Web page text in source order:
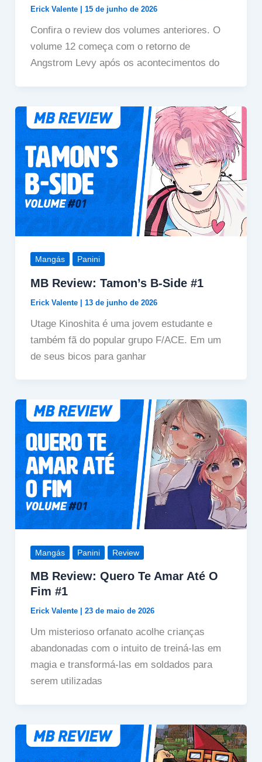
Erick Valente 15 de junho de 2026
Confira o review dos volumes anteriores. O
volume 12 começa com o retorno de
Angstrom Levy após os acontecimentos do
Mangás Panini
MB Review: Tamon’s B-Side #1
Erick Valente | 13 de junho de 2026
Utage Kinoshita é uma jovem estudante e
também fã do popular grupo F/ACE. Em um
de seus bicos para ganhar
Mangás Panini Review
MB Review: Quero Te Amar Até O
Fim #1
Erick Valente 23 de maio de 2026
Um misterioso orfanato acolhe crianças
abandonadas com o intuito de treiná-las em
magia e transformá-las em soldados para
serem utilizadas